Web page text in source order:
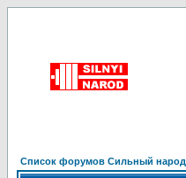
Список форумов Сильный народ